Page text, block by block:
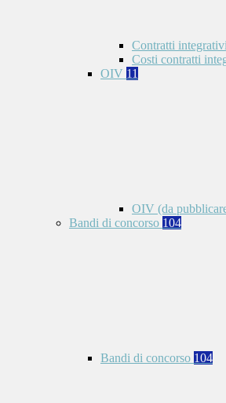
Contratti integrativi
Costi contratti
OIV 11
OIV (da
Bandi di concorso 104
Bandi di concorso 104